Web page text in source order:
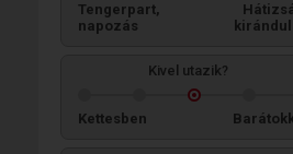
Tengerpart,
napozás
Kivel utazik?
Kettesben